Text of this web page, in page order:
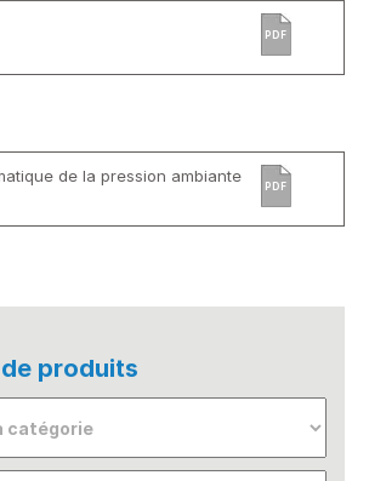
PDF
de la pression ambiante
PDF
produits